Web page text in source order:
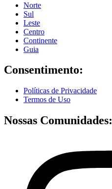
Norte
Sul
Leste
Centro
Continente
Guia
Consentimento:
Políticas de Privacidade
Termos de Uso
Nossas Comunidades: